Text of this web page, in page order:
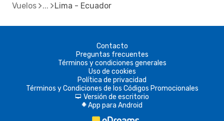
Vuelos Lima - Ecuador
Contacto
Preguntas frecuentes
Términos y condiciones generales
Uso de cookies
Política de privacidad
Términos y Condiciones de los Códigos Promocionales
d Versión de escritorio
A App para Android